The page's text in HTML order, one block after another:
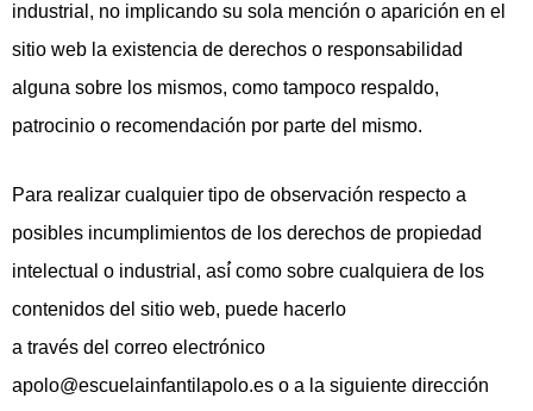
industrial, no implicando su sola mención o aparición en el
sitio web la existencia de derechos o responsabilidad
alguna sobre los mismos, como tampoco respaldo,
patrocinio o recomendación por parte del mismo.
Para realizar cualquier tipo de observación respecto a
posibles incumplimientos de los derechos de propiedad
intelectual o industrial, así́ como sobre cualquiera de los
contenidos del sitio web, puede hacerlo
a través del correo electrónico
apolo@escuelainfantilapolo.es o a la siguiente dirección